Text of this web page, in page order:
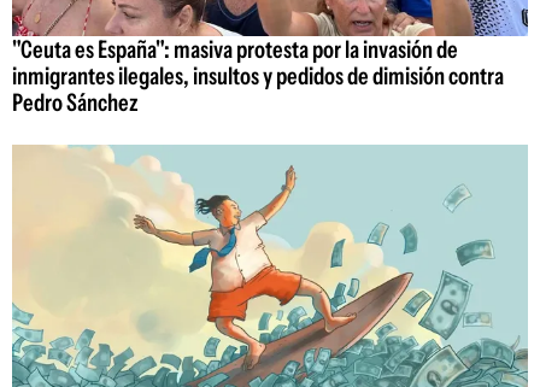
"Ceuta es España": masiva protesta por la invasión de
inmigrantes ilegales, insultos y pedidos de dimisión contra
Pedro Sánchez